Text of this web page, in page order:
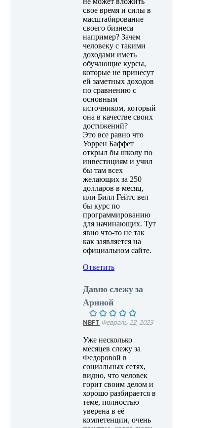
свое время и силы в
масштабирование
своего бизнеса
например? Зачем
человеку с такими
доходами иметь
обучающие курсы,
которые не принесут
ей заметных доходов
по сравнению с
основным
источником, который
она в качестве своих
достижений?
Это все равно что
Уоррен Баффет
открыл бы школу по
инвестициям и учил
бы там всех
желающих за 250
долларов в месяц,
или Билл Гейтс вел
бы курс по
программированию
для начинающих. Тут
явно что-то не так
как заявляется на
официальном сайте.
Ответить
Давно слежу за
Ариной
NBFT Февраль 22, 2023
Уже несколько
месяцев слежу за
Федоровой в
социальных сетях,
видно, что человек
горит своим делом и
хорошо разбирается в
теме, полностью
уверена в её
компетенции, очень